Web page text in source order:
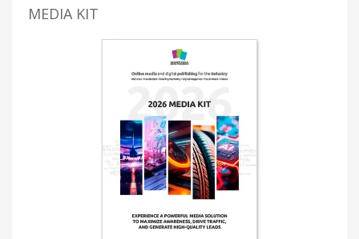
MEDIA KIT